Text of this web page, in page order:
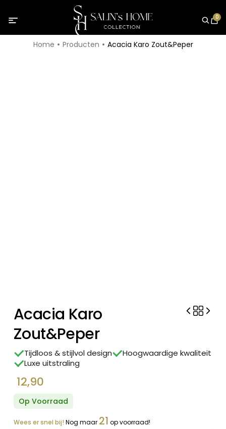
0
Home Producten Acacia Karo Zout&Peper
Acacia Karo
Zout&Peper
Tijdloos & stijlvol design
Hoogwaardige kwaliteit
Luxe uitstraling
12,90
Op Voorraad
Wees er snel bij! Nog maar 21 op voorraad!